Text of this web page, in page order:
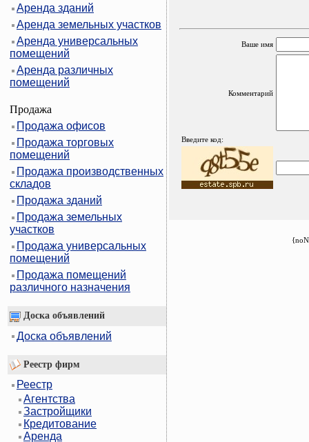
Аренда зданий
Аренда земельных участков
Аренда универсальных
помещений
Аренда различных
помещений
Продажа
Продажа офисов
Продажа торговых
помещений
Продажа производственных
складов
Продажа зданий
Продажа земельных
участков
Продажа универсальных
помещений
Продажа помещений
различного назначения
Доска объявлений
Доска объявлений
Реестр фирм
Реестр
Агентства
Застройщики
Кредитование
Аренда
Ваше имя
Комментарий
Введите код: